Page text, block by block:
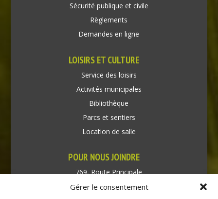
Gérer le consentement
Sécurité publique et civile
Règlements
Demandes en ligne
LOISIRS ET CULTURE
Service des loisirs
Activités municipales
Bibliothèque
Parcs et sentiers
Location de salle
POUR NOUS JOINDRE
769, Route Principale
Très-Saint-Rédempteur